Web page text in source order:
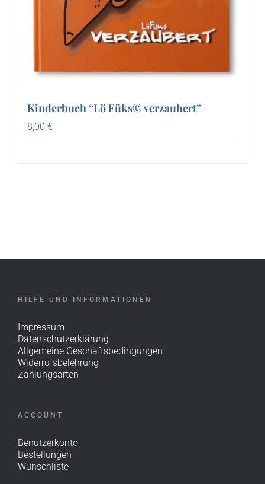
Kinderbuch “Lö Füks© verzaubert”
8,00 €
HILFE UND INFORMATIONEN
Impressum
Datenschutzerklärung
Allgemeine Geschäftsbedingungen
Widerrufsbelehrung
Zahlungsarten
ACCOUNT
Benutzerkonto
Bestellungen
Wunschliste